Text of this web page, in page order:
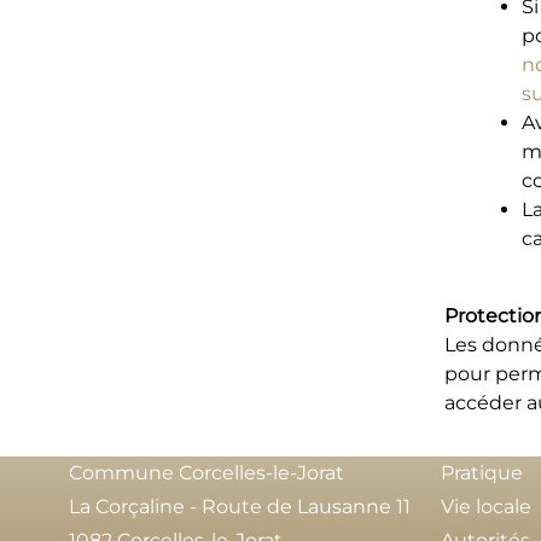
Les
pour
accéder
Commune Corcelles-le-Jorat
La Corçaline - Route de Lausanne 11
Pratique
Vie locale